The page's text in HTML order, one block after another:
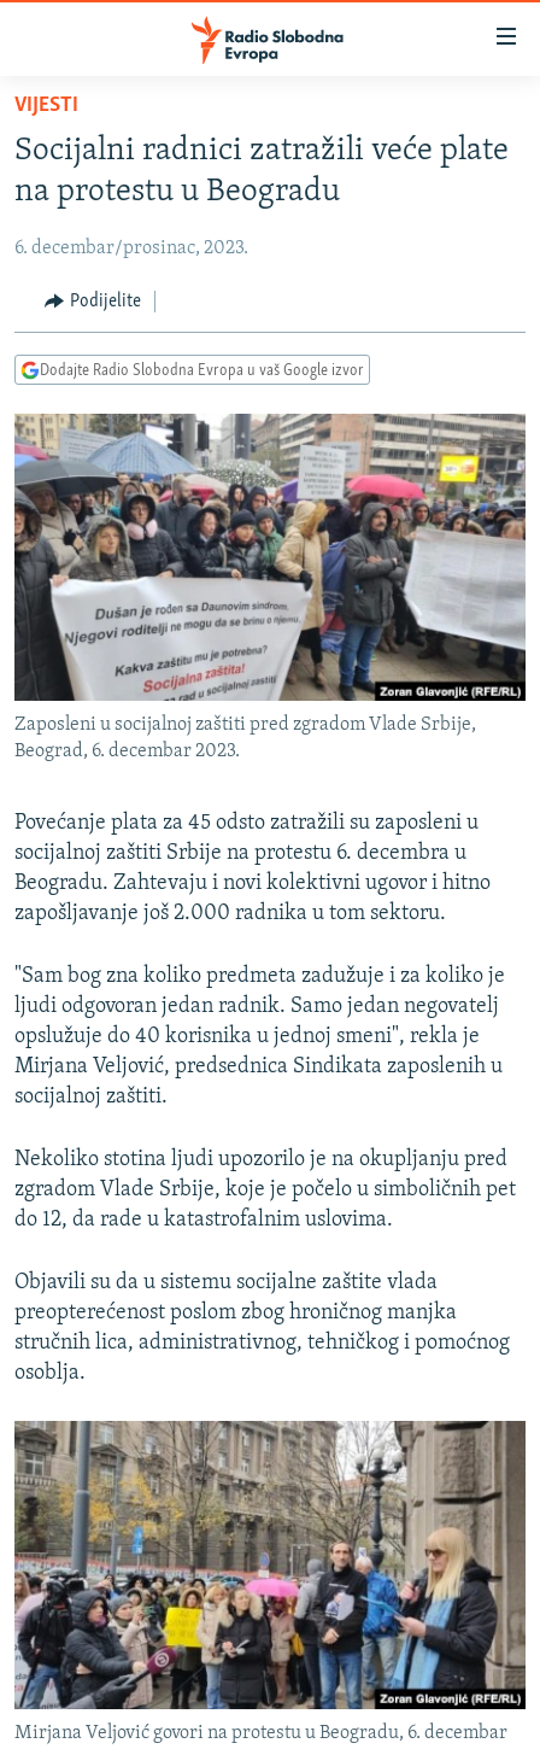
Pređite
glavni
sadržaj
Pređite
na
navigaciju
Pređite
na
BOSNA I HERCEGOVINA
SRBIJA
KOSOVO
CRNA GORA
VIDEO
FOTOGALERIJE
INFOGRAFIKE
PODCASTI
RAT U UKRAJINI
KINA NA BALKANU
RSE PRIČE IZ SVIJETA
ISPRIČAJ MI
DNEVNO@RSE
SPECIJALI RSE
VIŠE OD NASLOVA
GENOCID U SREBRENICI
TV LIBERTY
POST SCRIPTUM
MOJA EVROPA
SVE KARTE DEJTONA
NASTANAK I RASPAD JUGOSLAVIJE
PRATITE NAS
Sve RFE/RL stranice
VIJESTI
Socijalni radnici zatražili veće plate
na protestu u Beogradu
6. decembar/prosinac, 2023.
Podijelite
Dodajte Radio Slobodna Evropa u vaš Google izvor
Zaposleni u socijalnoj zaštiti pred zgradom Vlade Srbije,
Beograd, 6. decembar 2023.
Povećanje plata za 45 odsto zatražili su zaposleni u
socijalnoj zaštiti Srbije na protestu 6. decembra u
Beogradu. Zahtevaju i novi kolektivni ugovor i hitno
zapošljavanje još 2.000 radnika u tom sektoru.
"Sam bog zna koliko predmeta zadužuje i za koliko je
ljudi odgovoran jedan radnik. Samo jedan negovatelj
opslužuje do 40 korisnika u jednoj smeni", rekla je
Mirjana Veljović, predsednica Sindikata zaposlenih u
socijalnoj zaštiti.
Nekoliko stotina ljudi upozorilo je na okupljanju pred
zgradom Vlade Srbije, koje je počelo u simboličnih pet
do 12, da rade u katastrofalnim uslovima.
Objavili su da u sistemu socijalne zaštite vlada
preopterećenost poslom zbog hroničnog manjka
stručnih lica, administrativnog, tehničkog i pomoćnog
osoblja.
Mirjana Veljović govori na protestu u Beogradu, 6. decembar